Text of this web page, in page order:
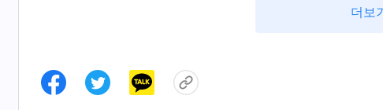
모두 하나님의 부담을 생각하고 교회의 증거
밉보여서 미움받고 억압당하며 저를 격리시키거나 출
더보기